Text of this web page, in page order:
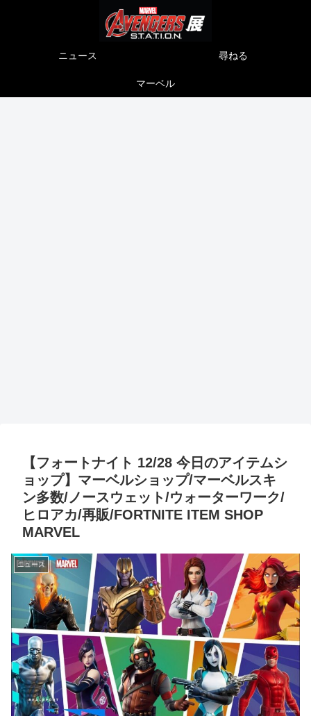
ニュース 尋ねる
マーベル
【フォートナイト 12/28 今日のアイテムシ
ョップ】マーベルショップ/マーベルスキ
ン多数/ノースウェット/ウォーターワーク/
ヒロアカ/再販/FORTNITE ITEM SHOP
MARVEL
ニュース